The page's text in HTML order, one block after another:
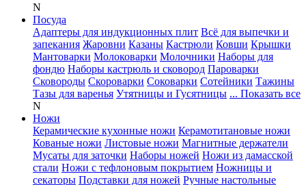
N
Посуда
Адаптеры для индукционных плит Всё для выпечки и
запекания Жаровни Казаны Кастрюли Ковши Крышки
Мантоварки Молоковарки Молочники Наборы для
фондю Наборы кастрюль и сковород Пароварки
Сковороды Скороварки Соковарки Сотейники Тажины
Тазы для варенья Утятницы и Гусятницы ... Показать все
N
Ножи
Керамические кухонные ножи Керамотитановые ножи
Кованые ножи Листовые ножи Магнитные держатели
Мусаты для заточки Наборы ножей Ножи из дамасской
стали Ножи с тефлоновым покрытием Ножницы и
секаторы Подставки для ножей Ручные настольные